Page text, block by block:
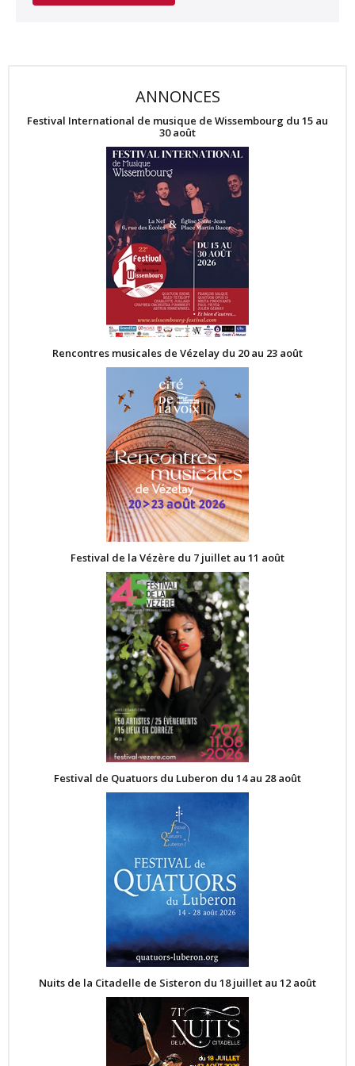
ANNONCES
Festival International de musique de Wissembourg du 15 au
30 août
Rencontres musicales de Vézelay du 20 au 23 août
Festival de la Vézère du 7 juillet au 11 août
Festival de Quatuors du Luberon du 14 au 28 août
Nuits de la Citadelle de Sisteron du 18 juillet au 12 août